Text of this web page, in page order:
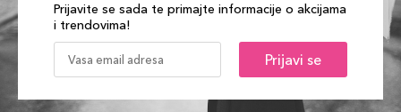
Prijavite se sada te primajte informacije o akcijama
i trendovima!
Prijavi se